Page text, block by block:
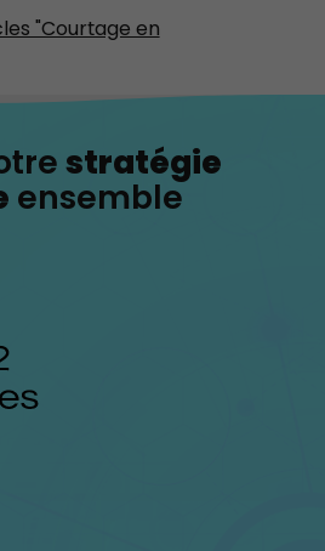
"Courtage en
stratégie
ensemble